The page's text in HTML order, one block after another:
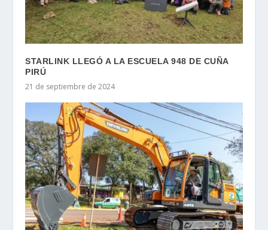
STARLINK LLEGÓ A LA ESCUELA 948 DE CUÑA
PIRÚ
21 de septiembre de 2024